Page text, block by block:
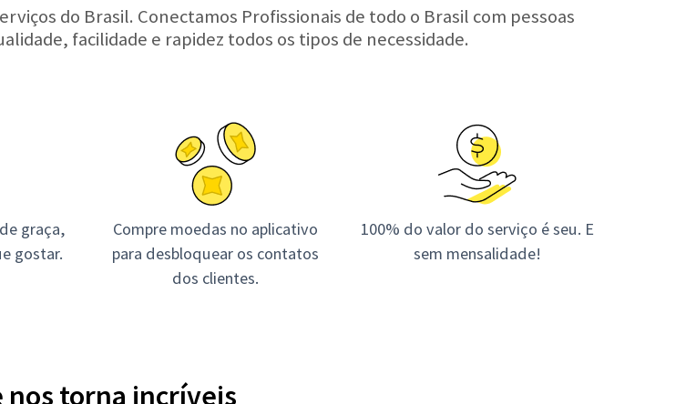
do Brasil. Conectamos Profissionais de todo o Brasil com pessoas
facilidade e rapidez todos os tipos de necessidade.
graça,
gostar.
Compre moedas no aplicativo
para desbloquear os contatos
dos clientes.
100% do valor do serviço é seu. E
sem mensalidade!
nos torna incríveis